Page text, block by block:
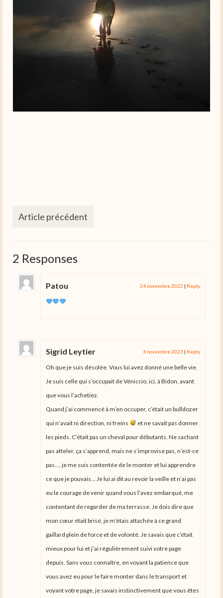
Article précédent
2 Responses
Patou 24 novembre 2022 | Reply
Sigrid Leytier 4 novembre 2023 | Reply
Oh que je suis désolée. Vous lui avez donné une belle vie.
Je suis celle qui s’occupait de Véniccio, ici, à Bidon, avant
que vous l’achetiez.
Quand j’ai commencé à m’en occuper, c’était un bulldozer
qui n’avait ni direction, ni freins
et ne savait pas donner
les pieds. C’était pas un cheval pour débutants. Ne sachant
pas atteler, ça s’apprend, mais ne s’improvise pas, n’est-ce
pas…. je me suis contentée de le monter et lui apprendre
ce que je pouvais… Je lui ai dit au revoir la veille et n’ai pas
eu le courage de venir quand vous l’avez embarqué, me
contentant de regarder de ma terrasse. Je dois dire que
mon cœur était brisé, je m’étais attachée à ce grand
gaillard plein de force et de volonté. Je savais que c’était
mieux pour lui et j’ai régulièrement suivi votre page
depuis. Sans vous connaître, en voyant la patience que
vous avez eu pour le faire monter dans le transport et
voyant votre page, je savais instinctivement que vous êtes